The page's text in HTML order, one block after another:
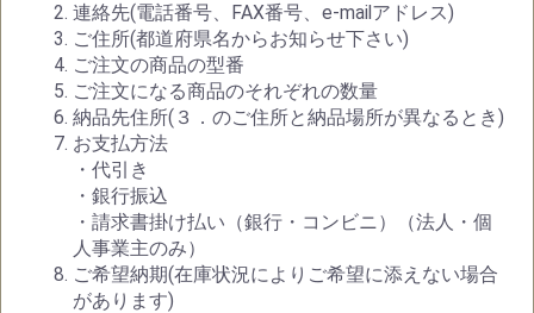
連絡先(電話番号、FAX番号、e-mailアドレス)
ご住所(都道府県名からお知らせ下さい)
ご注文の商品の型番
ご注文になる商品のそれぞれの数量
納品先住所(３．のご住所と納品場所が異なるとき)
お支払方法
・代引き
・銀行振込
・請求書掛け払い（銀行・コンビニ）（法人・個
人事業主のみ）
ご希望納期(在庫状況によりご希望に添えない場合
があります)